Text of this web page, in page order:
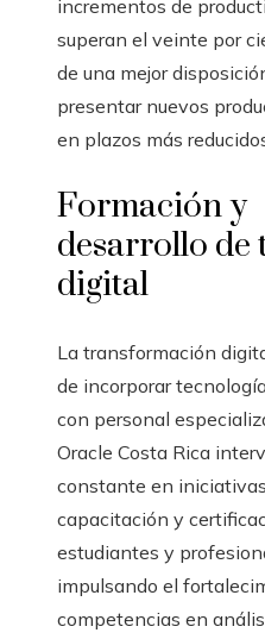
incrementos de
superan el veinte por
de una mejor
presentar nuevos
en plazos más
Formación y
desarrollo de
digital
La transformación
de incorporar
con personal
Oracle Costa Rica
constante en
capacitación y
estudiantes y
impulsando el
competencias en